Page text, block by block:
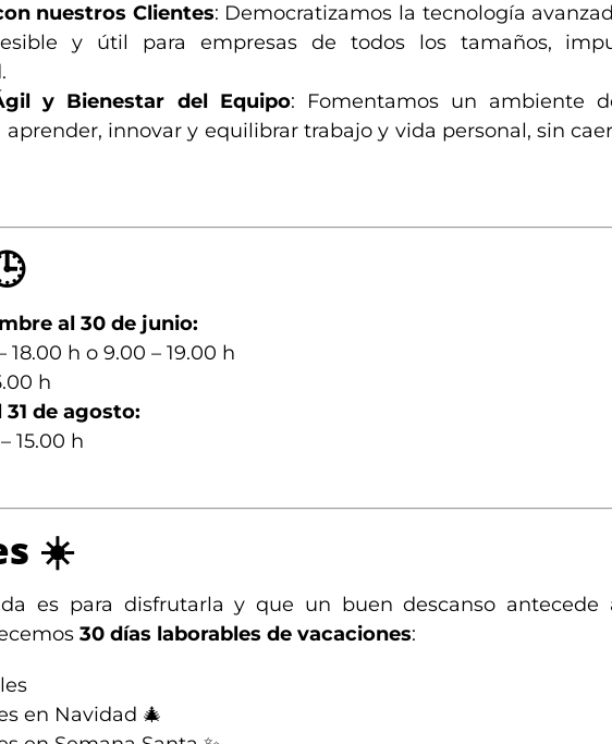
nuestros Clientes: Democratizamos la tecnología
y útil para empresas de todos los tamaños,
y Bienestar del Equipo: Fomentamos un ambiente
innovar y equilibrar trabajo y vida personal, sin
al 30 de junio:
18.00 h o 9.00 – 19.00 h
h
31 de agosto:
15.00 h
☀️
es para disfrutarla y que un buen descanso antecede
30 días laborables de vacaciones:
en Navidad 🎄